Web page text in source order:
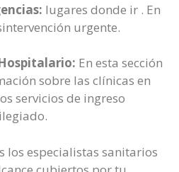
lugares donde ir . En
urgente.
En esta sección
sobre las clínicas en
servicios de ingreso
los especialistas sanitarios